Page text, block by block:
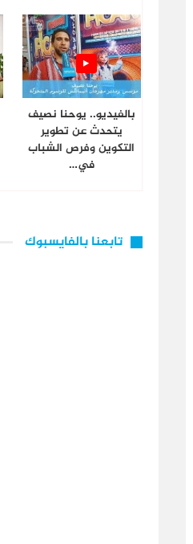
بالفيديو.. يوحنا نصيف
يتحدث عن تطوير
التكوين وفرص الشباب
في…
تابعنا بالفايسبوك